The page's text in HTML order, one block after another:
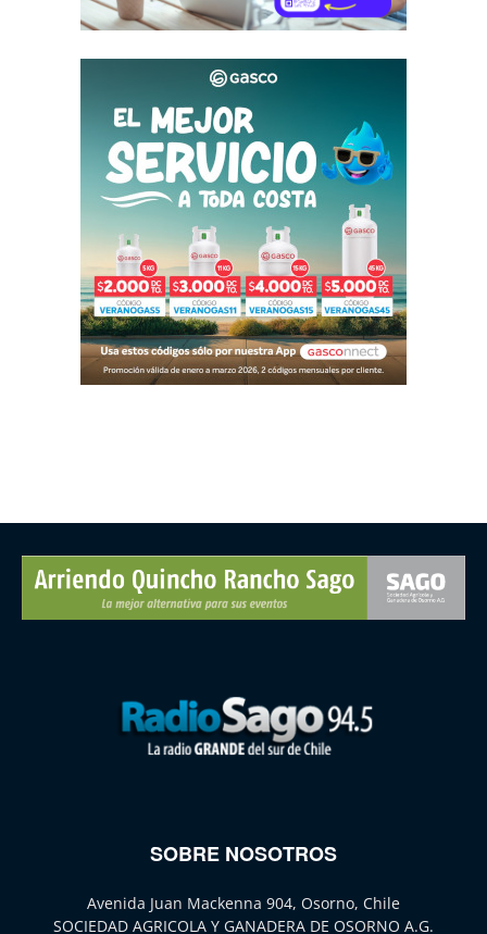
SOBRE NOSOTROS
Avenida Juan Mackenna 904, Osorno, Chile
SOCIEDAD AGRICOLA Y GANADERA DE OSORNO A.G.